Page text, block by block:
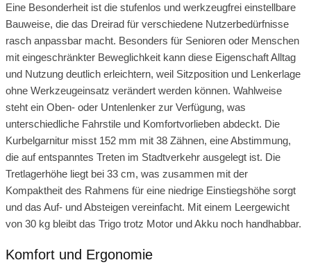
Eine Besonderheit ist die stufenlos und werkzeugfrei einstellbare
Bauweise, die das Dreirad für verschiedene Nutzerbedürfnisse
rasch anpassbar macht. Besonders für Senioren oder Menschen
mit eingeschränkter Beweglichkeit kann diese Eigenschaft Alltag
und Nutzung deutlich erleichtern, weil Sitzposition und Lenkerlage
ohne Werkzeugeinsatz verändert werden können. Wahlweise
steht ein Oben‑ oder Untenlenker zur Verfügung, was
unterschiedliche Fahrstile und Komfortvorlieben abdeckt. Die
Kurbelgarnitur misst 152 mm mit 38 Zähnen, eine Abstimmung,
die auf entspanntes Treten im Stadtverkehr ausgelegt ist. Die
Tretlagerhöhe liegt bei 33 cm, was zusammen mit der
Kompaktheit des Rahmens für eine niedrige Einstiegshöhe sorgt
und das Auf‑ und Absteigen vereinfacht. Mit einem Leergewicht
von 30 kg bleibt das Trigo trotz Motor und Akku noch handhabbar.
Komfort und Ergonomie